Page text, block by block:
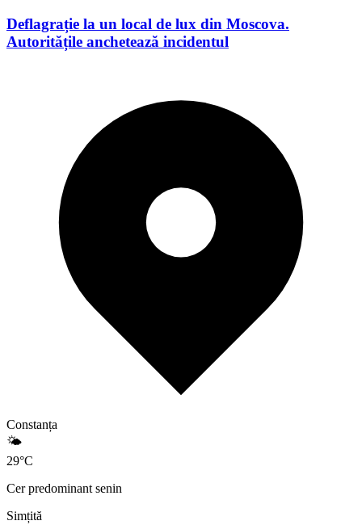
Deflagrație la un local de lux din Moscova.
Autoritățile anchetează incidentul
Constanța
🌤️
29°C
Cer predominant senin
Simțită